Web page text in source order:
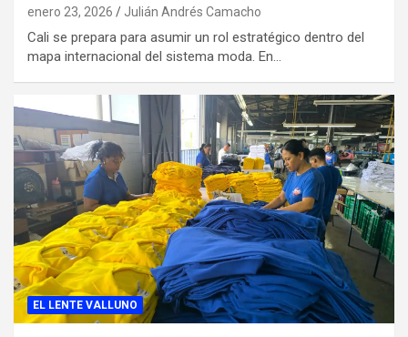
enero 23, 2026 Julián Andrés Camacho
Cali se prepara para asumir un rol estratégico dentro del
mapa internacional del sistema moda. En…
EL LENTE VALLUNO